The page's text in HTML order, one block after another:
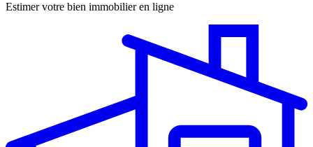
Estimer votre bien immobilier en ligne